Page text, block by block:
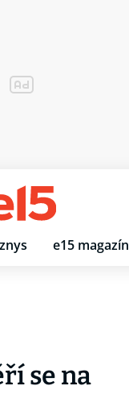
e15 magazín
se na